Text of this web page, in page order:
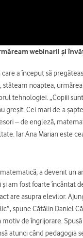
webinarii și
care a început să
noaptea,
tehnologiei. „Copiii
greșit. Cei mari de-a
– de engleză,
Iar Ana Marian este
a devenit un
am fost foarte încântat
are asupra elevilor.
spune Cătălin Daniel
de îngrijorare.
atunci când